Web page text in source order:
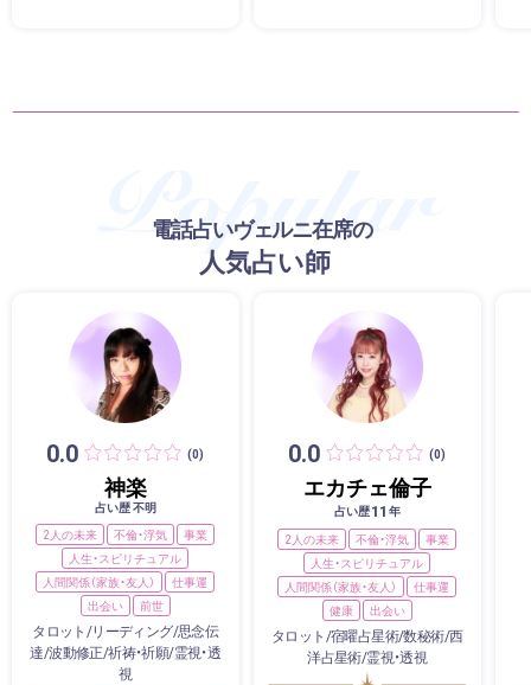
電話占いヴェルニ在席の
人気占い師
0.0 (0)
神楽
占い歴 不明
2人の未来
不倫・浮気
事業
人生・スピリチュアル
人間関係（家族・友人）
仕事運
出会い
前世
タロット/リーディング/思念伝
達/波動修正/祈祷・祈願/霊視・透
視
0.0 (0)
エカチェ倫子
占い歴11 年
2人の未来
不倫・浮気
事業
人生・スピリチュアル
人間関係（家族・友人）
仕事運
健康
出会い
タロット/宿曜占星術/数秘術/西
洋占星術/霊視・透視